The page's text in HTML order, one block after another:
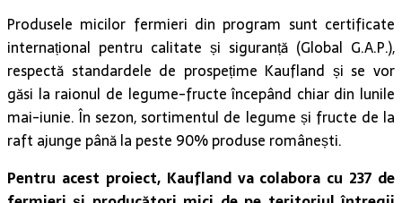
Produsele micilor fermieri din program sunt certificate
internațional pentru calitate și siguranță (Global G.A.P.),
respectă standardele de prospețime Kaufland și se vor
găsi la raionul de legume-fructe începând chiar din lunile
mai-iunie. În sezon, sortimentul de legume și fructe de la
raft ajunge până la peste 90% produse românești.
Pentru acest proiect, Kaufland va colabora cu 237 de